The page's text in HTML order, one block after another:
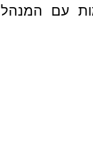
עם המנהל